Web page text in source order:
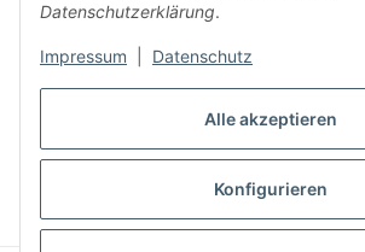
Alle akzeptieren
Konfigurieren
Datenschutzerklärung.
Impressum Datenschutz
Vertrag widerrufen
* Alle Preise inkl. gesetzlicher USt.,